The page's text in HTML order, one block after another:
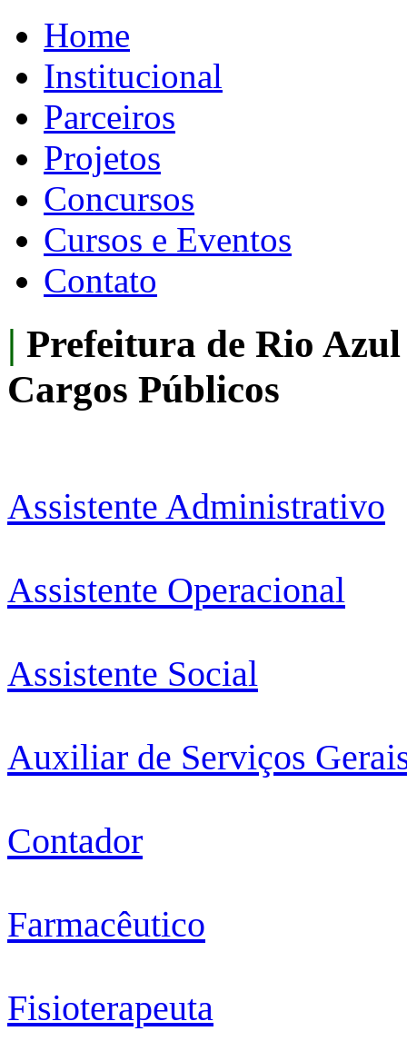
Home
Institucional
Parceiros
Projetos
Concursos
Cursos e Eventos
Contato
| Prefeitura de Rio
Cargos Públicos
Assistente Administrativo
Assistente Operacional
Assistente Social
Auxiliar de Serviços
Contador
Farmacêutico
Fisioterapeuta